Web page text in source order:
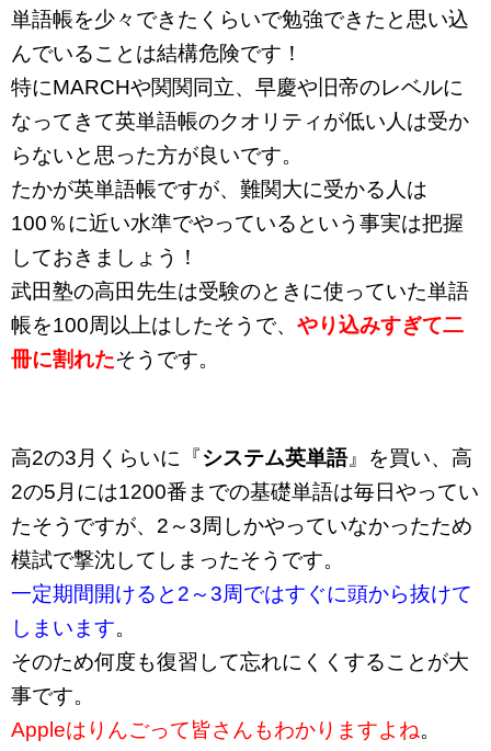
単語帳を少々できたくらいで勉強できたと思い込
んでいることは結構危険です！
特にMARCHや関関同立、早慶や旧帝のレベルに
なってきて英単語帳のクオリティが低い人は受か
らないと思った方が良いです。
たかが英単語帳ですが、難関大に受かる人は
100％に近い水準でやっているという事実は把握
しておきましょう！
武田塾の高田先生は受験のときに使っていた単語
帳を100周以上はしたそうで、 やり込みすぎて二
冊に割れたそうです。
高2の3月くらいに『システム英単語』を買い、高
2の5月には1200番までの基礎単語は毎日やってい
たそうですが、2～3周しかやっていなかったため
模試で撃沈してしまったそうです。
一定期間開けると2～3周ではすぐに頭から抜けて
しまいます。
そのため何度も復習して忘れにくくすることが大
事です。
Appleはりんごって皆さんもわかりますよね。